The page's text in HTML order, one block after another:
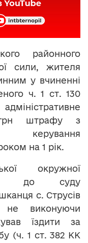
районного
сили, жителя
у вчиненні
ч. 1 ст. 130
штрафу з
керування
на 1 рік.
окружної
до суду
с. Струсів
не виконуючи
їздити за
(ч. 1 ст. 382 КК